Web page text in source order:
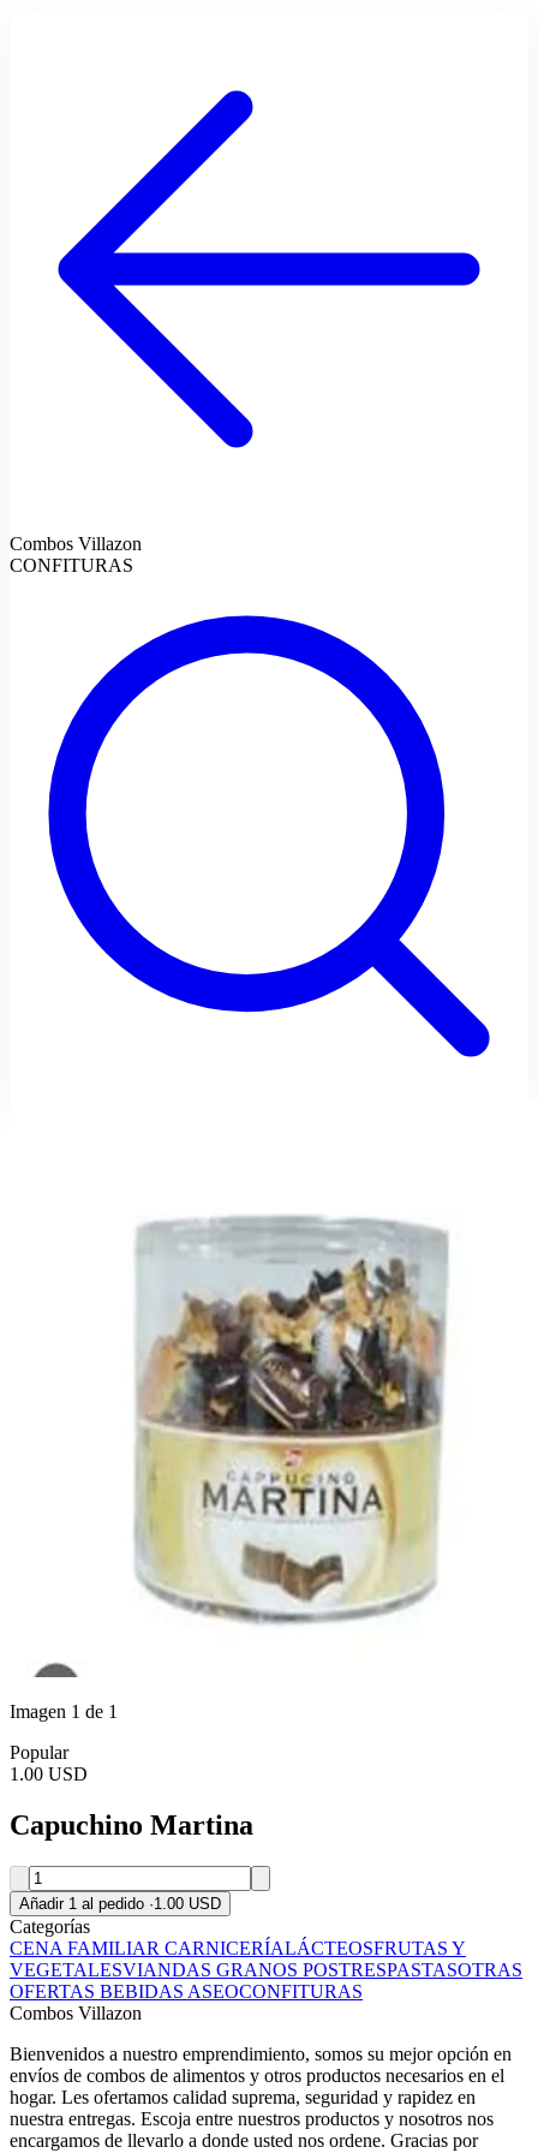
Combos Villazon
CONFITURAS
Imagen 1 de 1
Popular
1.00 USD
Capuchino Martina
Añadir 1 al pedido ·1.00 USD
Categorías
CENA FAMILIAR CARNICERÍALÁCTEOSFRUTAS Y
VEGETALESVIANDAS GRANOS POSTRESPASTASOTRAS
OFERTAS BEBIDAS ASEOCONFITURAS
Combos Villazon
Bienvenidos a nuestro emprendimiento, somos su mejor opción en
envíos de combos de alimentos y otros productos necesarios en el
hogar. Les ofertamos calidad suprema, seguridad y rapidez en
nuestra entregas. Escoja entre nuestros productos y nosotros nos
encargamos de llevarlo a donde usted nos ordene. Gracias por